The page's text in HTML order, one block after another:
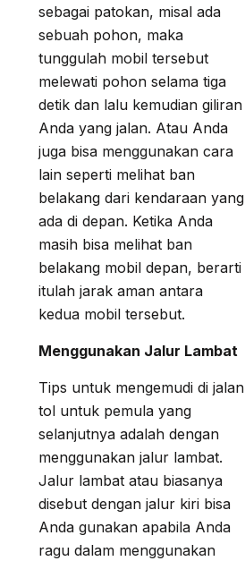
sebagai patokan, misal ada
sebuah pohon, maka
tunggulah mobil tersebut
melewati pohon selama tiga
detik dan lalu kemudian giliran
Anda yang jalan. Atau Anda
juga bisa menggunakan cara
lain seperti melihat ban
belakang dari kendaraan yang
ada di depan. Ketika Anda
masih bisa melihat ban
belakang mobil depan, berarti
itulah jarak aman antara
kedua mobil tersebut.
Menggunakan Jalur Lambat
Tips untuk mengemudi di jalan
tol untuk pemula yang
selanjutnya adalah dengan
menggunakan jalur lambat.
Jalur lambat atau biasanya
disebut dengan jalur kiri bisa
Anda gunakan apabila Anda
ragu dalam menggunakan